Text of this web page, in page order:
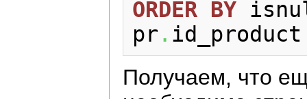
ORDER BY
pr . id_product
Получаем, что